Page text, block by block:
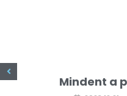
Mindent a